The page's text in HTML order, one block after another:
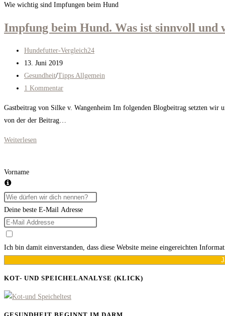
durchsuchen
Wie wichtig sind Impfungen beim Hund
Impfung beim Hund. Was ist sinnvoll und
Beitrags-
Autor:
Hundefutter-Vergleich24
Beitrag
veröffentlicht:
13. Juni 2019
Beitrags-
Kategorie:
Gesundheit/Tipps Allgemein
Beitrags-
1 Kommentar
Gastbeitrag von Silke v. Wangenheim Im folgenden Blogbeitrag setzten
von der der Beitrag…
Weiterlesen
sinnvoll
wie
Vorname
Deine beste E-Mail Adresse
Ich bin damit einverstanden, dass diese Website meine eingereichten
KOT- UND SPEICHELANALYSE (KLICK)